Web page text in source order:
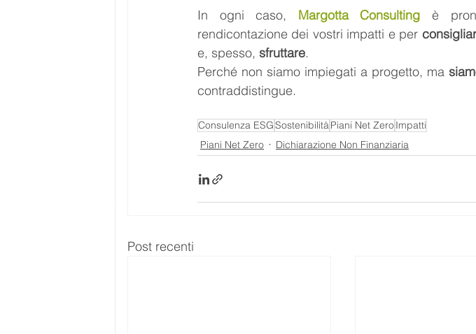
In ogni caso, Margotta Consulting è
rendicontazione dei vostri impatti e per
e, spesso, sfruttare.
Perché non siamo impiegati a progetto, ma
contraddistingue.
Consulenza ESGSostenibilitàPiani Net ZeroImpatti
Piani Net Zero
Dichiarazione Non Finanziaria
Post recenti